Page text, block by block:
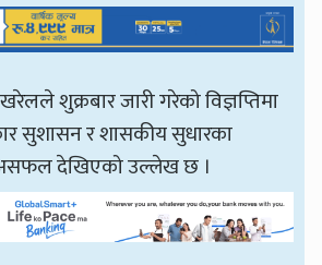
शुक्रबार जारी गरेको विज्ञप्तिमा
सुशासन र शासकीय सुधारका
असफल देखिएको उल्लेख छ ।